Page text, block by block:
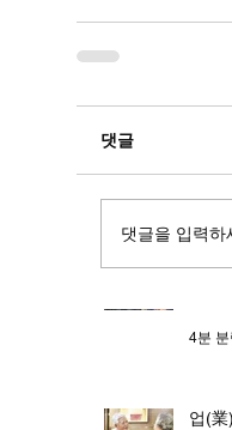
저승 보
[편관
4분
업(業
댓글
댓글을 입력하